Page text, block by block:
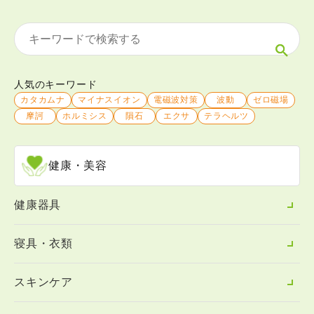
人気のキーワード
カタカムナ マイナスイオン 電磁波対策 波動
ゼロ磁場
摩訶
ホルミシス 隕石 エクサ テラヘルツ
健康・美容
健康器具
寝具・衣類
スキンケア